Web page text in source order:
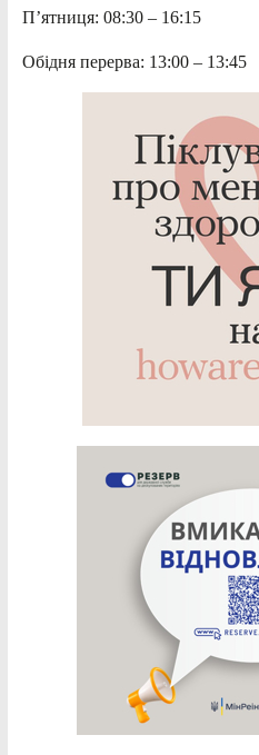
П’ятниця: 08:30 – 16:15
Обідня перерва: 13:00 – 13:45